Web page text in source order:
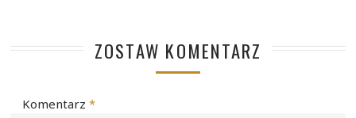
ZOSTAW KOMENTARZ
Komentarz*